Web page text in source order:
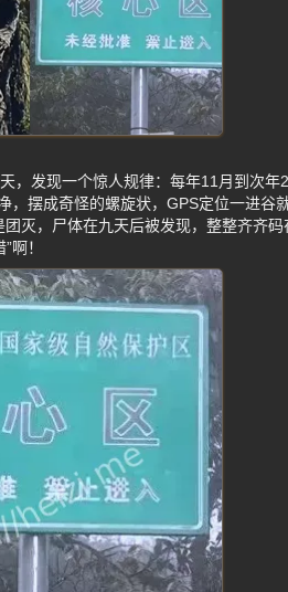
发现一个惊人规律：每年11月到次年
摆成奇怪的螺旋状，GPS定位一进谷
灭，尸体在九天后被发现，整整齐齐
啊！